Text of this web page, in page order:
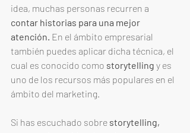
idea, muchas personas recurren a
contar historias para una mejor
atención. En el ámbito empresarial
también puedes aplicar dicha técnica, el
cual es conocido como storytelling y es
uno de los recursos más populares en el
ámbito del marketing.
Si has escuchado sobre storytelling,